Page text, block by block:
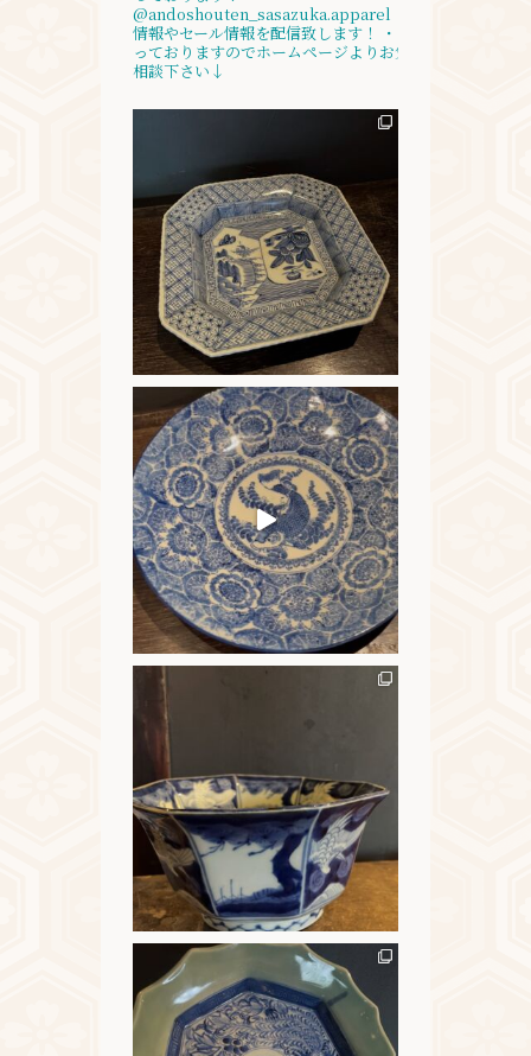
@andoshouten_sasazuka.apparel
情報やセール情報を配信致します！
・
っておりますのでホームページよりお気軽にご
相談下さい↓